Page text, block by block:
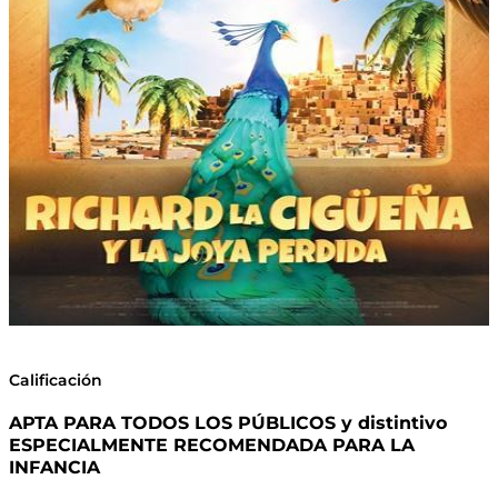
Calificación
APTA PARA TODOS LOS PÚBLICOS y distintivo
ESPECIALMENTE RECOMENDADA PARA LA
INFANCIA